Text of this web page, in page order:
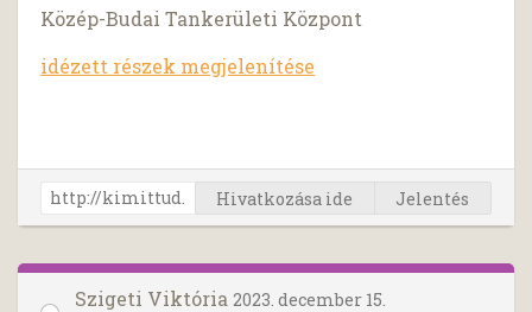
Közép-Budai Tankerületi Központ
idézett részek megjelenítése
Hivatkozása ide Jelentés
Szigeti Viktória 2023. december 15.